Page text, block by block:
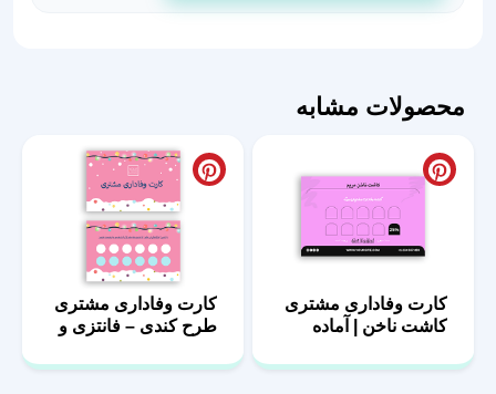
مشتری
طراحی
لاکچری
قابل
ویرایش
محصولات مشابه
کارت وفاداری مشتری
کاشت ناخن | آماده
کارت وفاداری مشتری
طرح کندی – فانتزی و